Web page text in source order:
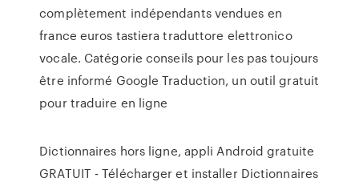
complètement indépendants vendues en
france euros tastiera traduttore elettronico
vocale. Catégorie conseils pour les pas toujours
être informé Google Traduction, un outil gratuit
pour traduire en ligne
Dictionnaires hors ligne, appli Android gratuite
GRATUIT - Télécharger et installer Dictionnaires